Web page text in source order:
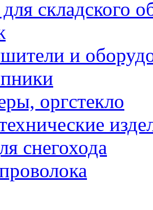
складского
и
оргстекло
снегохода